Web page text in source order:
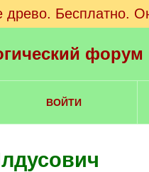
древо. Бесплатно.
ВОЙТИ